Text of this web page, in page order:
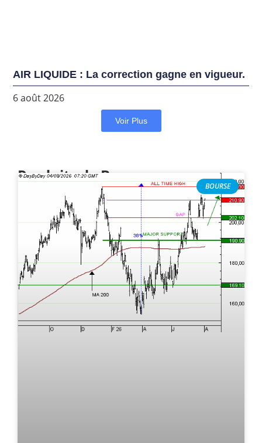
AIR LIQUIDE : La correction gagne en vigueur.
6 août 2026
Voir Plus
Produits de Bourse
BOURSE